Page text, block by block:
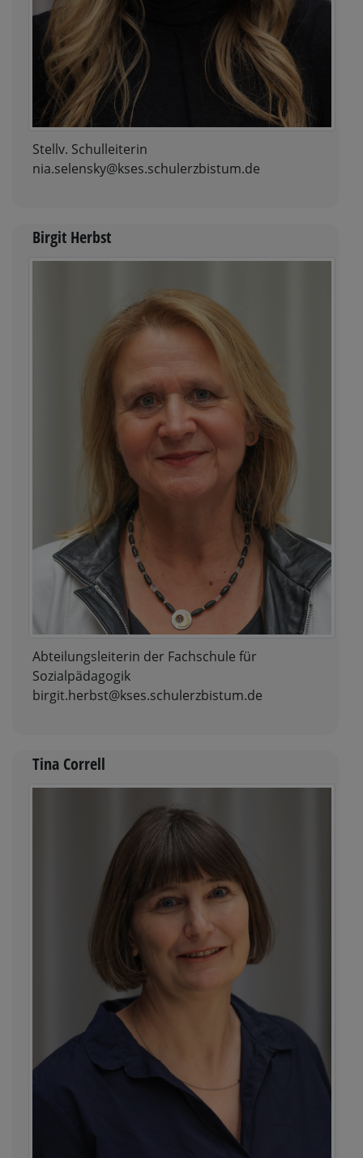
Stellv. Schulleiterin
nia.selensky@kses.schulerzbistum.de
Birgit Herbst
Abteilungsleiterin der Fachschule für
Sozialpädagogik
birgit.herbst@kses.schulerzbistum.de
Tina Correll